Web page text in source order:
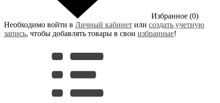
Избранное (0)
Необходимо войти в Личный кабинет или создать учетную
запись, чтобы добавлять товары в свои избранные!